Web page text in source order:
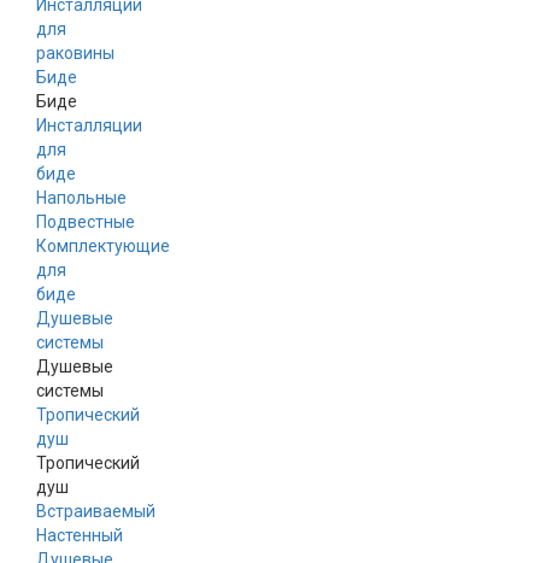
Инсталляции
для
раковины
Биде
Биде
Инсталляции
для
биде
Напольные
Подвестные
Комплектующие
для
биде
Душевые
системы
Душевые
системы
Тропический
душ
Тропический
душ
Встраиваемый
Настенный